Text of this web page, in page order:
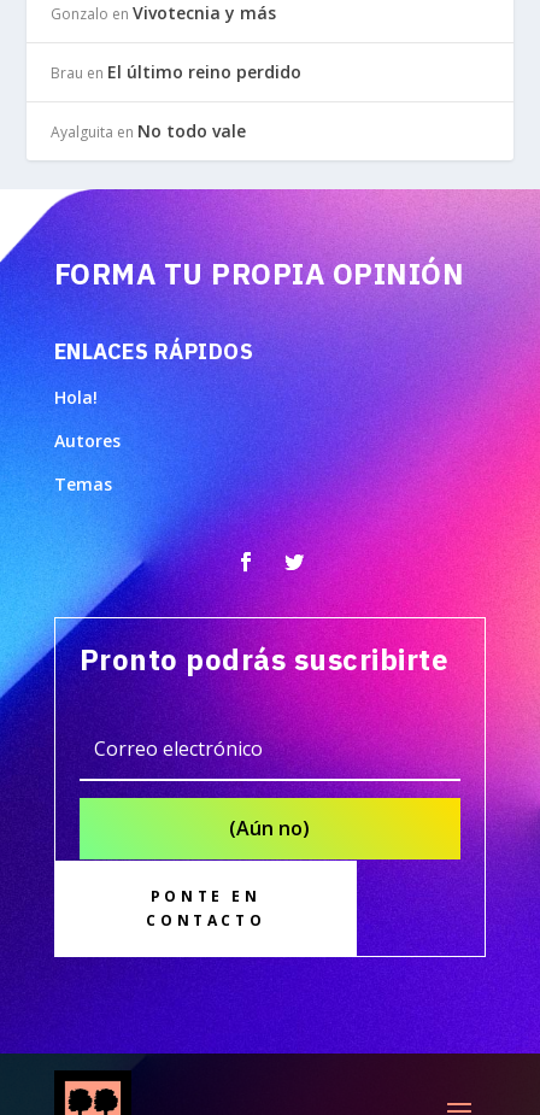
Gonzalo enVivotecnia y más
Brau en El último reino perdido
Ayalguita en No todo vale
FORMA TU PROPIA OPINIÓN
ENLACES RÁPIDOS
Hola!
Autores
Temas
Pronto podrás suscribirte
(Aún no)
PONTE EN
CONTACTO